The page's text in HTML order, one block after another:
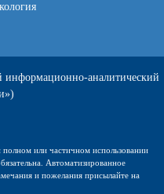
аналитический
или частичном использовании
Автоматизированное
и пожелания присылайте на